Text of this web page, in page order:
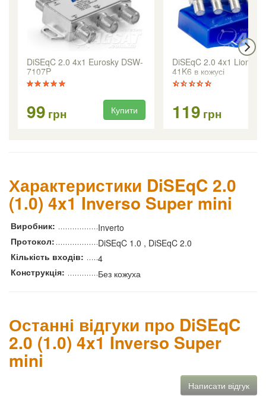
DiSEqC 2.0 4x1 Eurosky DSW-
7107P
99 грн Купити
DiSEqC 2.0 4x1 Lionsat
41K6 в кожусі
119 грн
Характеристики DiSEqC 2.0
(1.0) 4x1 Inverso Super mini
Виробник:
Inverto
Протокол:
DiSEqC 1.0 , DiSEqC 2.0
Кількість входів:
4
Конструкція:
Без кожуха
Останні відгуки про DiSEqC
2.0 (1.0) 4x1 Inverso Super
mini
Написати відгук